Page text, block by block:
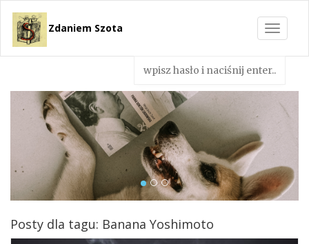
Toggle
Zdaniem Szota
Posty dla tagu: Banana Yoshimoto